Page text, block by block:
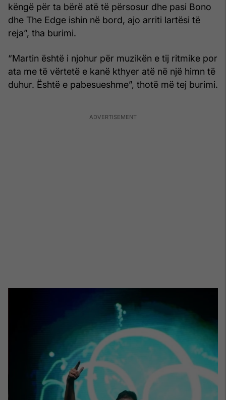
këngë për ta bërë atë të përsosur dhe pasi Bono
dhe The Edge ishin në bord, ajo arriti lartësi të
reja”, tha burimi.
“Martin është i njohur për muzikën e tij ritmike por
ata me të vërtetë e kanë kthyer atë në një himn të
duhur. Është e pabesueshme”, thotë më tej burimi.